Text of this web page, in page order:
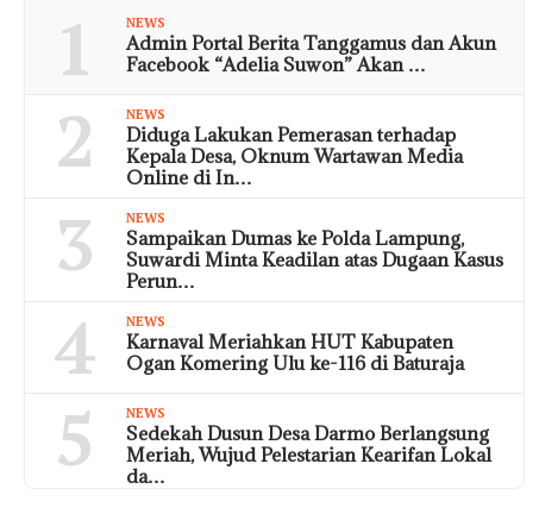
1 NEWS
Admin Portal Berita Tanggamus dan Akun
Facebook “Adelia Suwon” Akan …
2 NEWS
Diduga Lakukan Pemerasan terhadap
Kepala Desa, Oknum Wartawan Media
Online di In…
3 NEWS
Sampaikan Dumas ke Polda Lampung,
Suwardi Minta Keadilan atas Dugaan Kasus
Perun…
4 NEWS
Karnaval Meriahkan HUT Kabupaten
Ogan Komering Ulu ke-116 di Baturaja
5 NEWS
Sedekah Dusun Desa Darmo Berlangsung
Meriah, Wujud Pelestarian Kearifan Lokal
da…